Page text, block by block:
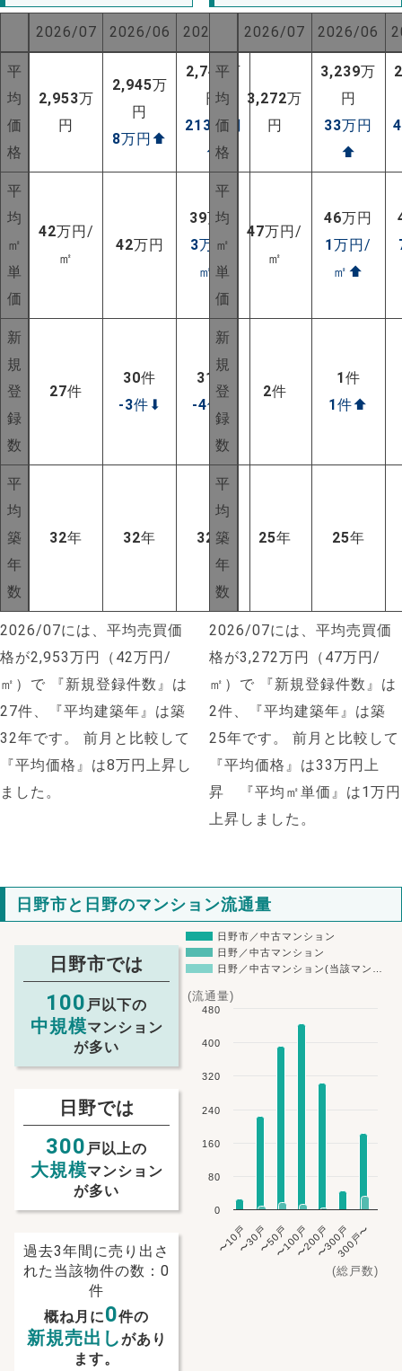
NEW!
NEW!
2026/07 2026/06 2025/07
平
均
価
格
2,953万
円
2,945万
円
8万円 ⬆
2,740万
円
213 万円
⬆
平
均
㎡
単
価
42万円/
㎡
42万円
39万円
3万円/
㎡ ⬆
新
規
登
録
数
27件
30件
-3件 ⬇
31
件
-4件
平
均
築
年
数
32年 32年 32 年
2026/07には、平均売買価
格が2,953万円（42万円/
㎡）で 『新規登録件数』は
27件、『平均建築年』は築
32年です。
前月と比較して
『平均価格』は8万円上昇し
ました。
2026/07 2026/06
平
均
価
格
3,272万
円
3,239万
円
33万円
⬆
平
均
㎡
単
価
47万円/
㎡
46万円
1万円/
㎡ ⬆
新
規
登
録
数
2件
1件
1件⬆
平
均
築
年
数
25年 25年
2026/07には、平均売買価
格が3,272万円（47万円/
㎡）で 『新規登録件数』は
2件、『平均建築年』は築
25年です。
前月と比較して
『平均価格』は33万円上
昇 『平均㎡単価』は1万円
上昇しました。
日野市と日野のマンション流通量
日野市では
100 戸以下の
中規模マンション
が多い
日野では
300 戸以上の
大規模マンション
が多い
過去3年間に売り出さ
れた当該物件の数：0
件
概ね月に0件の
新規売出しがあり
ます。
(総戸数)
(流通量)
日野市／中古マンション
日野／中古マンション
日野／中古マンション(当該マン…
〜10戸〜30戸〜50戸〜100戸〜200戸〜300戸300戸〜
0
80
160
240
320
400
480